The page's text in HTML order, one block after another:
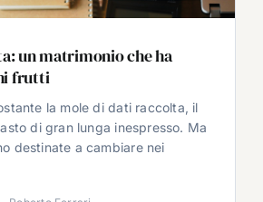
un matrimonio che ha
frutti
la mole di dati raccolta, il
di gran lunga inespresso. Ma
destinate a cambiare nei